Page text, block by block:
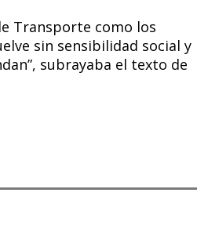
Transporte como los
sin sensibilidad social y
subrayaba el texto de